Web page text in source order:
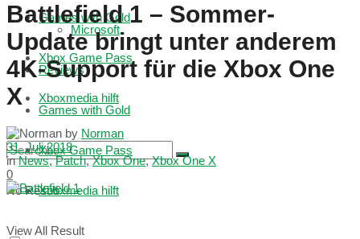
Games with Gold
Xbox Game Pass
Xboxmedia hilft
No Result
View All Result
Microsoft
Reviews
Games with Gold
Xbox Game Pass
Xboxmedia hilft
Battlefield 1 – Sommer-
Update bringt unter anderem
4K-Support für die Xbox One
X
by Norman
31. Juli 2018
in News,Patch,Xbox One,Xbox One X
0